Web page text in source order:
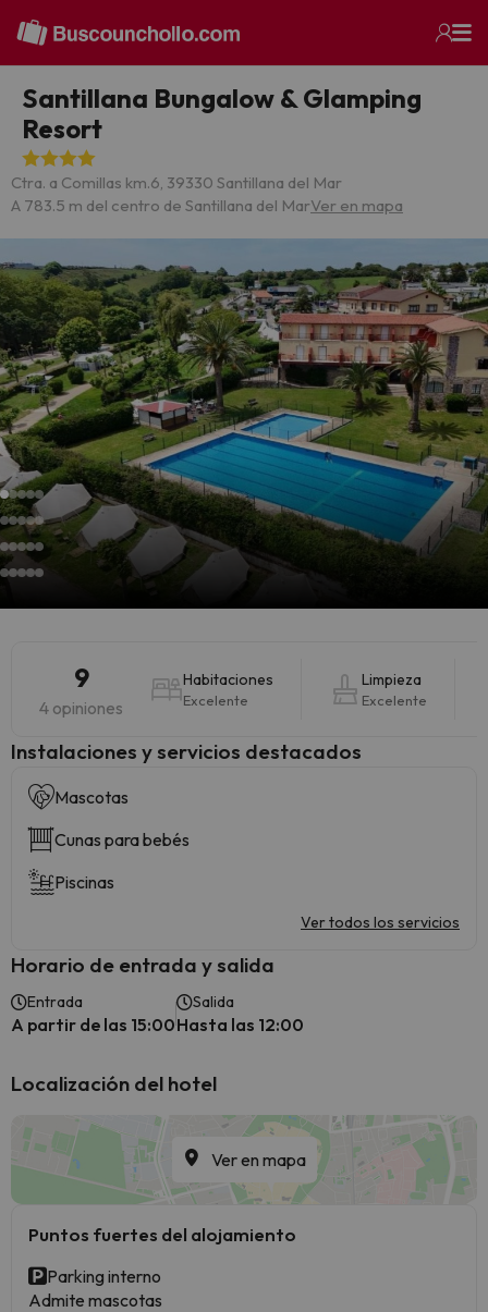
Santillana Bungalow & Glamping
Resort
Ctra. a Comillas km.6, 39330 Santillana del Mar
A 783.5 m del centro de Santillana del MarVer en mapa
9
4 opiniones
Habitaciones
Excelente
Limpieza
Excelente
Instalaciones y servicios destacados
Mascotas
Cunas para bebés
Piscinas
Ver todos los servicios
Horario de entrada y salida
Entrada
A partir de las 15:00
Salida
Hasta las 12:00
Localización del hotel
Ver en mapa
Puntos fuertes del alojamiento
Parking interno
Admite mascotas